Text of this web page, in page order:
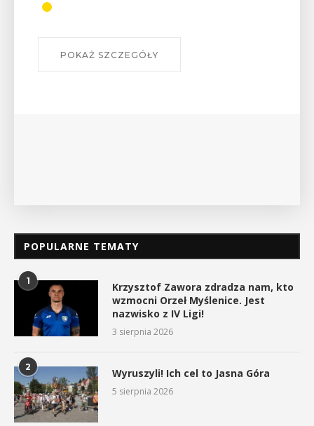
POPULARNE TEMATY
1
Krzysztof Zawora zdradza nam, kto
wzmocni Orzeł Myślenice. Jest
nazwisko z IV Ligi!
3 sierpnia 2026
2 Wyruszyli! Ich cel to Jasna Góra
5 sierpnia 2026